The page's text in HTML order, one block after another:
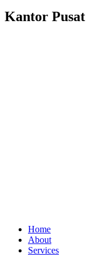
Kantor Pusat
Home
About
Services